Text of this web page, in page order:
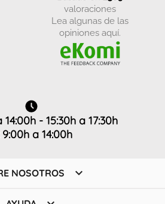
valoraciones
Lea algunas de las
opiniones aquí.
- 15:30h a 17:30h
9:00h a 14:00h
NOSOTROS 